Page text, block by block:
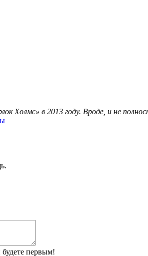
Холмс» в 2013 году. Вроде, и не
первым!